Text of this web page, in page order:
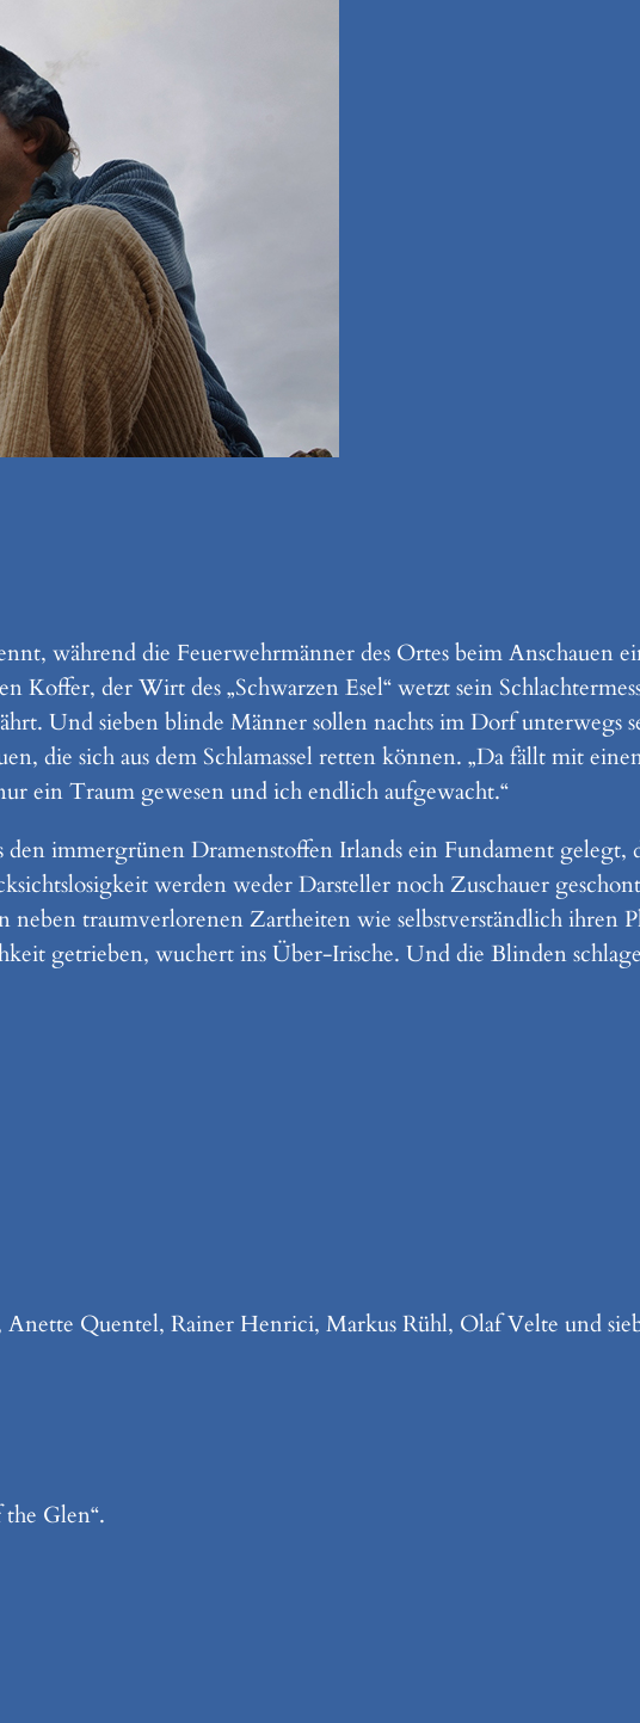
während die Feuerwehrmänner des Ortes beim Anschauen
Koffer, der Wirt des „Schwarzen Esel“ wetzt sein
Und sieben blinde Männer sollen nachts im Dorf unterwegs
die sich aus dem Schlamassel retten können. „Da fällt mit
ein Traum gewesen und ich endlich aufgewacht.“
den immergrünen Dramenstoffen Irlands ein Fundament gelegt,
werden weder Darsteller noch Zuschauer
neben traumverlorenen Zartheiten wie selbstverständlich ihren
getrieben, wuchert ins Über-Irische. Und die Blinden
Quentel, Rainer Henrici, Markus Rühl, Olaf Velte und
Glen“.